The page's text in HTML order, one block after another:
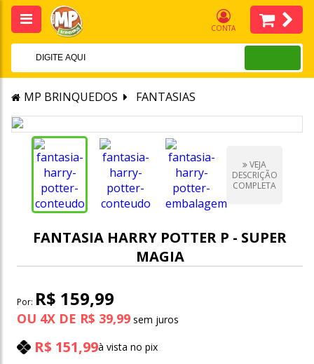
CONTA
MP BRINQUEDOS FANTASIAS
VEJA
DESCRIÇÃO
COMPLETA
FANTASIA HARRY POTTER P - SUPER
MAGIA
Por: R$ 159,99
OU 4X DE R$ 39,99
R$ 151,99à vista no pix